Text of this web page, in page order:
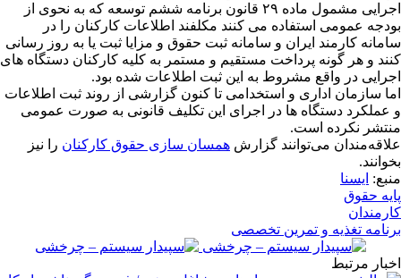
اجرایی مشمول ماده ۲۹ قانون برنامه ششم توسعه که به نحوی از
بودجه عمومی استفاده می کنند مکلفند اطلاعات کارکنان را در
سامانه کارمند ایران و سامانه ثبت حقوق و مزایا ثبت یا به روز رسانی
کنند و هر گونه پرداخت مستقیم و مستمر به کلیه کارکنان دستگاه های
اجرایی در واقع مشروط به این ثبت اطلاعات شده بود.
اما سازمان اداری و استخدامی تا کنون گزارشی از روند ثبت اطلاعات
و عملکرد دستگاه ها در اجرای این تکلیف قانونی به صورت عمومی
منتشر نکرده است.
علاقه‌مندان می‌توانند گزارش همسان سازی حقوق کارکنان را نیز
بخوانند.
منبع: ایسنا
پایه حقوق
کارمندان
برنامه تغذیه و تمرین تخصصی
اخبار مرتبط